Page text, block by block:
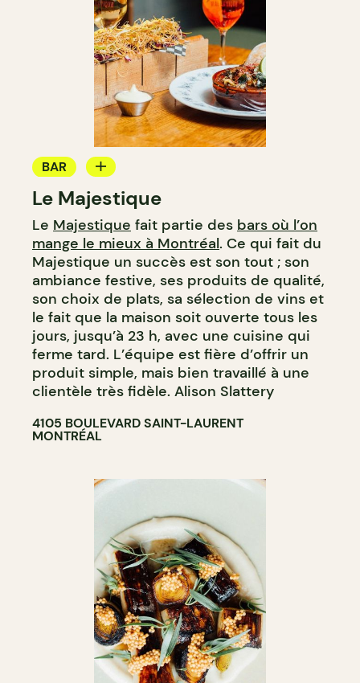
BAR
BAR À VIN
BAR À COCKTAIL
Le Majestique
Le Majestique fait partie des bars où l’on
mange le mieux à Montréal. Ce qui fait du
Majestique un succès est son tout ; son
ambiance festive, ses produits de qualité,
son choix de plats, sa sélection de vins et
le fait que la maison soit ouverte tous les
jours, jusqu’à 23 h, avec une cuisine qui
ferme tard. L’équipe est fière d’offrir un
produit simple, mais bien travaillé à une
clientèle très fidèle. Alison Slattery
4105 BOULEVARD SAINT-LAURENT
MONTRÉAL